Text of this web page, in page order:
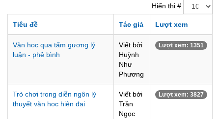
Hiển thị #
Tiêu đề Tác giả Lượt xem
Văn học qua tấm gương lý
luận - phê bình
Viết bởi
Huỳnh
Như
Phương
Lượt xem: 1351
Trò chơi trong diễn ngôn lý
thuyết văn học hiện đại
Viết bởi
Trần
Ngọc
Lượt xem: 3827